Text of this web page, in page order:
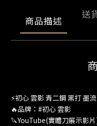
商品描述
送
⚡初心 雲影 青二鋼 黑打 墨
🔥品牌：#初心 雲影
🔪YouTube(實體刀展示影